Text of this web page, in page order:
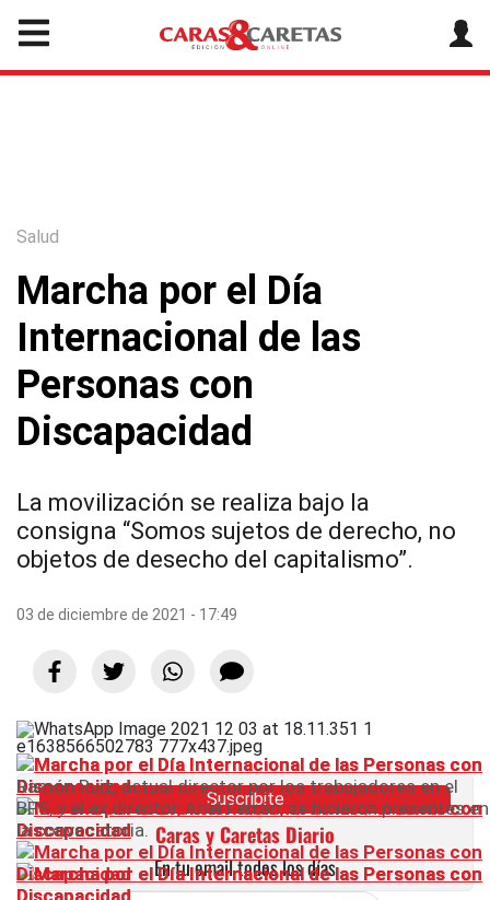
Salud
Marcha por el Día
Internacional de las
Personas con
Discapacidad
La movilización se realiza bajo la
consigna “Somos sujetos de derecho, no
objetos de desecho del capitalismo”.
03 de diciembre de 2021 - 17:49
Suscribite
Caras y Caretas Diario
En tu email todos los días
Ramón Ruiz, actual director por los trabajadores en el
BPS, y el ex director, Ariel Ferrari, se hicieron presentes en
la convocatoria.